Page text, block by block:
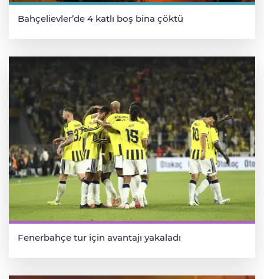
Bahçelievler’de 4 katlı boş bina çöktü
Fenerbahçe tur için avantajı yakaladı